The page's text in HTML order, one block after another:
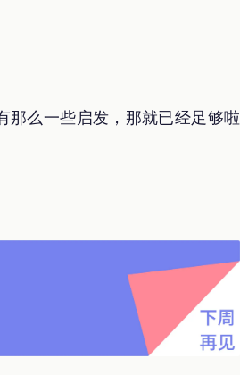
么一些启发，那就已经足够啦